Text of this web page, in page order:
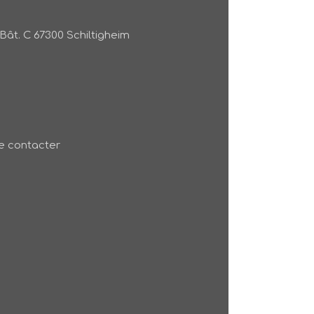
C 67300 Schiltigheim
contacter